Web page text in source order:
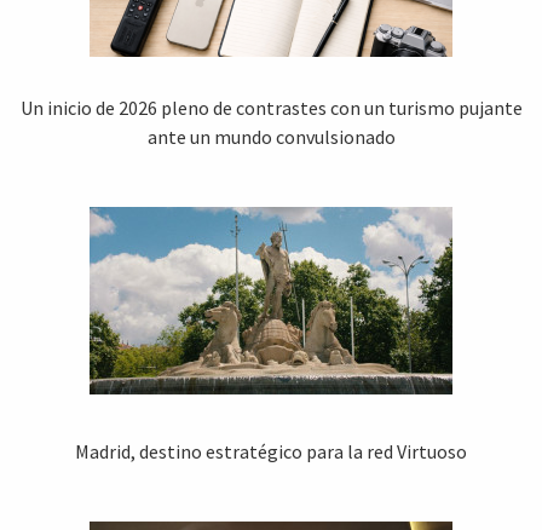
Un inicio de 2026 pleno de contrastes con un turismo pujante
ante un mundo convulsionado
Madrid, destino estratégico para la red Virtuoso